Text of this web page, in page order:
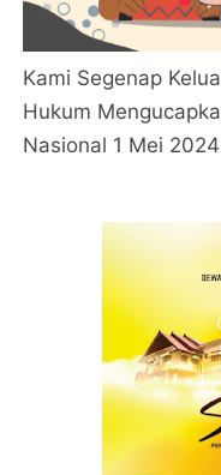
Kami Segenap
Hukum
Nasional 1 Mei 2024